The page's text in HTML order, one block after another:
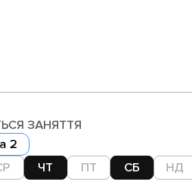
ЗАНЯТТЯ
2
ЧТ ПТ СБ НД